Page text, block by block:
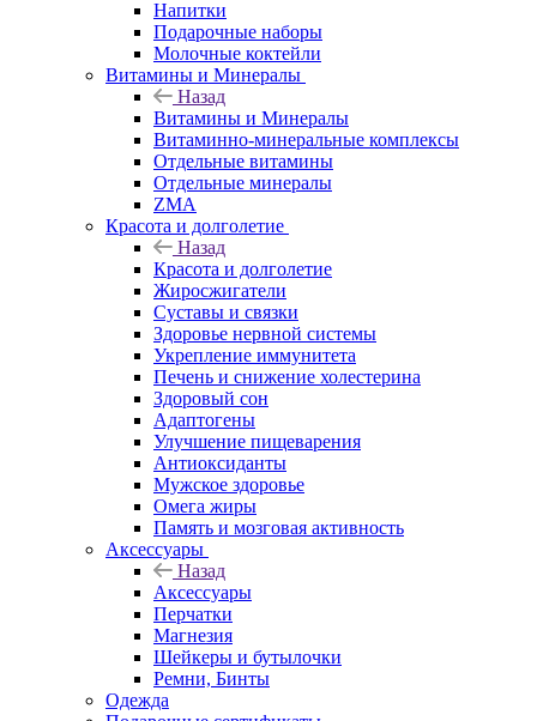
Напитки
Подарочные наборы
Молочные коктейли
Витамины и Минералы
Назад
Витамины и Минералы
Витаминно-минеральные комплексы
Отдельные витамины
Отдельные минералы
ZMA
Красота и долголетие
Назад
Красота и долголетие
Жиросжигатели
Суставы и связки
Здоровье нервной системы
Укрепление иммунитета
Печень и снижение холестерина
Здоровый сон
Адаптогены
Улучшение пищеварения
Антиоксиданты
Мужское здоровье
Омега жиры
Память и мозговая активность
Аксессуары
Назад
Аксессуары
Перчатки
Магнезия
Шейкеры и бутылочки
Ремни, Бинты
Одежда